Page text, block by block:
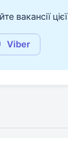
вакансії
Viber